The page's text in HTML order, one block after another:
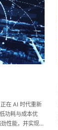
在 AI 时代重新
功耗与成本优
性能，并实现多